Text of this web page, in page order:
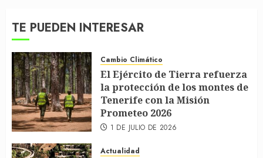
TE PUEDEN INTERESAR
Cambio Climático
El Ejército de Tierra refuerza
la protección de los montes de
Tenerife con la Misión
Prometeo 2026
1 DE JULIO DE 2026
Actualidad